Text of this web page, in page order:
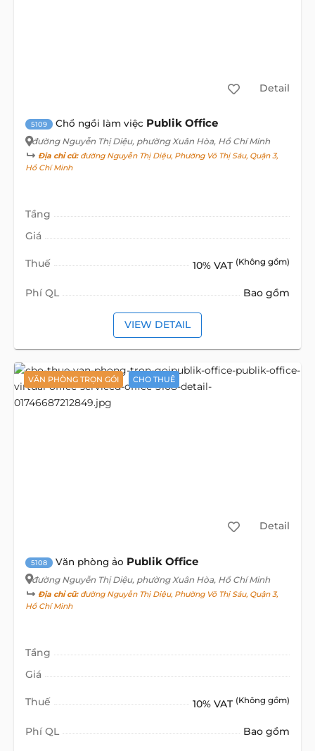
Detail
5109 Chổ ngồi làm việc Publik Office
đường Nguyễn Thị Diệu, phường Xuân Hòa, Hồ Chí Minh
Địa chỉ cũ:đường Nguyễn Thị Diệu, Phường Võ Thị Sáu, Quận 3,
Hồ Chí Minh
Tầng
Giá
Thuế 10% VAT (Không gồm)
Phí QL Bao gồm
VIEW DETAIL
VĂN PHÒNG TRỌN GÓI CHO THUÊ
Detail
5108 Văn phòng ảo Publik Office
đường Nguyễn Thị Diệu, phường Xuân Hòa, Hồ Chí Minh
Địa chỉ cũ:đường Nguyễn Thị Diệu, Phường Võ Thị Sáu, Quận 3,
Hồ Chí Minh
Tầng
Giá
Thuế 10% VAT (Không gồm)
Phí QL Bao gồm